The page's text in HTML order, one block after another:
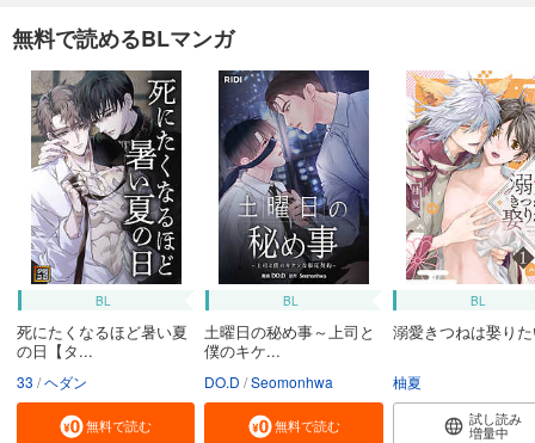
無料で読めるBLマンガ
BL
死にたくなるほど暑い夏
の日【タ...
33 ヘダン
無料で読む
BL
土曜日の秘め事～上司と
僕のキケ...
DO.D Seomonhwa
無料で読む
BL
溺愛きつねは娶り
柚夏
試し読み
増量中